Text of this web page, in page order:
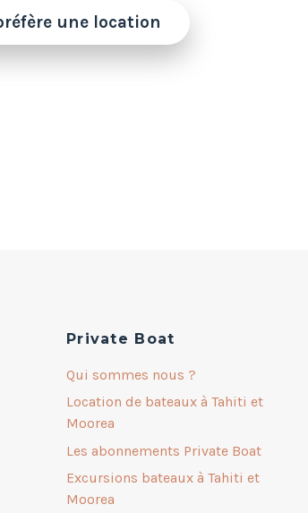
une location
Private Boat
Qui sommes nous ?
Location de bateaux à Tahiti et
Moorea
Les abonnements Private Boat
Excursions bateaux à Tahiti et
Moorea